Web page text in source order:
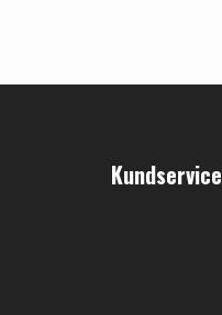
Kundservice